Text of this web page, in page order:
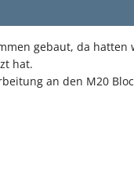
gebaut, da
hat.
an den M20